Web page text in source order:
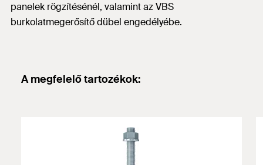
panelek rögzítésénél, valamint az VBS
burkolatmegerősítő dübel engedélyébe.
A megfelelő tartozékok: